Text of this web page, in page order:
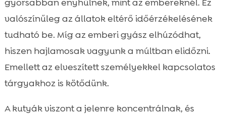
valószínűleg az állatok eltérő időérzékelésének
tudható be. Míg az emberi gyász elhúzódhat,
hiszen hajlamosak vagyunk a múltban elidőzni.
Emellett az elveszített személyekkel kapcsolatos
tárgyakhoz is kötődünk.
A kutyák viszont a jelenre koncentrálnak, és